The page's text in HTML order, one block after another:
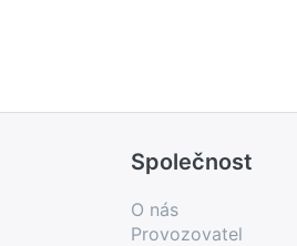
Společnost
O nás
Provozovatel